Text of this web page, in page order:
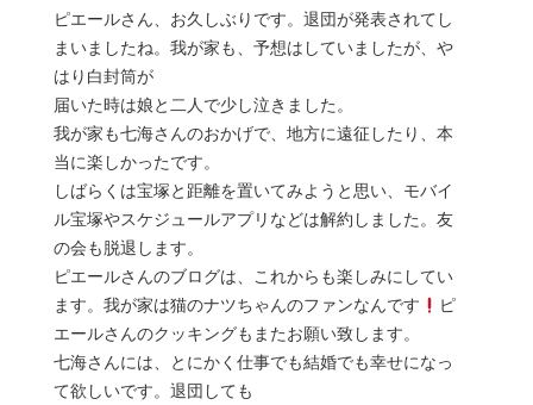
ピエールさん、お久しぶりです。退団が発表されてし
まいましたね。我が家も、予想はしていましたが、や
はり白封筒が
届いた時は娘と二人で少し泣きました。
我が家も七海さんのおかげで、地方に遠征したり、本
当に楽しかったです。
しばらくは宝塚と距離を置いてみようと思い、モバイ
ル宝塚やスケジュールアプリなどは解約しました。友
の会も脱退します。
ピエールさんのブログは、これからも楽しみにしてい
ます。我が家は猫のナツちゃんのファンなんです
ピ
エールさんのクッキングもまたお願い致します。
七海さんには、とにかく仕事でも結婚でも幸せになっ
て欲しいです。退団しても